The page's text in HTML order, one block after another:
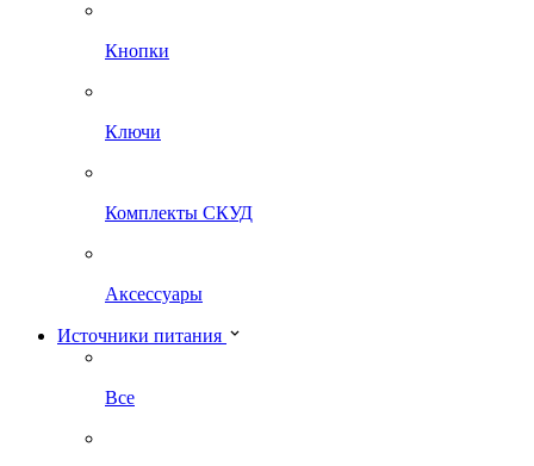
Кнопки
Ключи
Комплекты СКУД
Аксессуары
Источники питания
Все